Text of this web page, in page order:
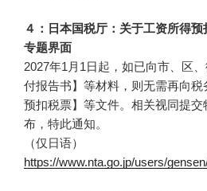
４：日本国税厅：关于工资所得
专题界面
2027年1月1日起，如已向市、区
付报告书】等材料，则无需再向
预扣税票】等文件。相关视同提
布，特此通知。
（仅日语）
https://www.nta.go.jp/users/